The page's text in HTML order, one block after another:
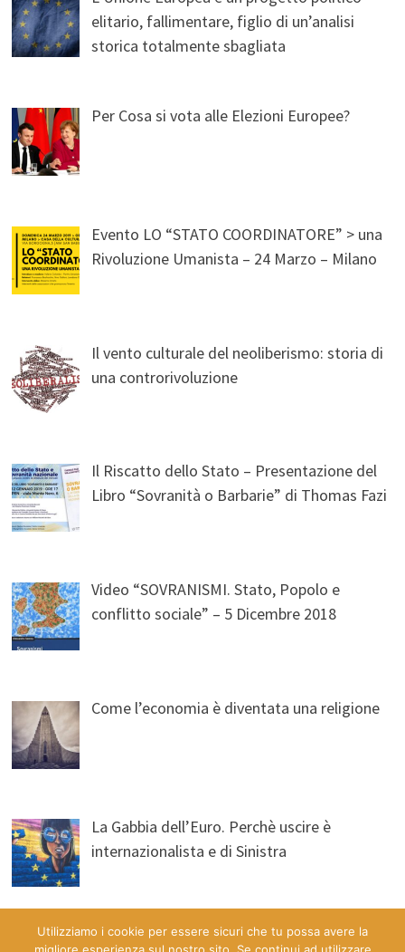
elitario, fallimentare, figlio di un’analisi
storica totalmente sbagliata
Per Cosa si vota alle Elezioni Europee?
Evento LO “STATO COORDINATORE” > una
Rivoluzione Umanista – 24 Marzo – Milano
Il vento culturale del neoliberismo: storia di
una controrivoluzione
Il Riscatto dello Stato – Presentazione del
Libro “Sovranità o Barbarie” di Thomas Fazi
Video “SOVRANISMI. Stato, Popolo e
conflitto sociale” – 5 Dicembre 2018
Come l’economia è diventata una religione
La Gabbia dell’Euro. Perchè uscire è
internazionalista e di Sinistra
Utilizziamo i cookie per essere sicuri che tu possa avere la